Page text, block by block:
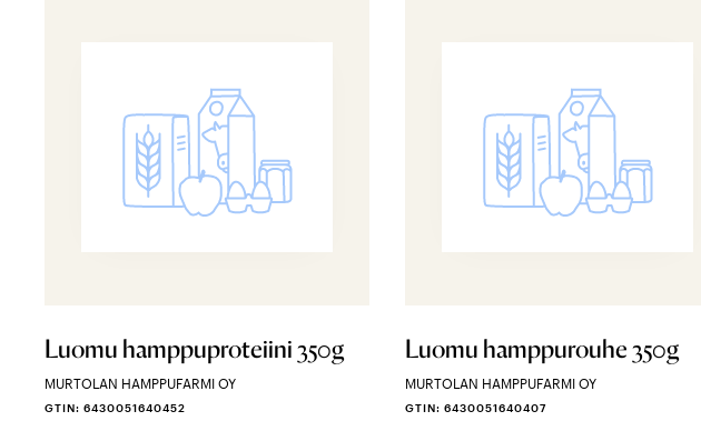
Luomu hamppuproteiini 350g
MURTOLAN HAMPPUFARMI OY
GTIN: 6430051640452
Luomu hamppurouhe 350g
MURTOLAN HAMPPUFARMI OY
GTIN: 6430051640407